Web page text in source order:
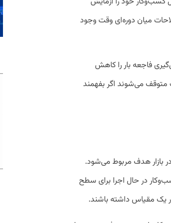
میان دوره‌ای وقت وجود
فاجعه بار را کاهش
می‌شوند اگر بفهمند
بازار هدف مربوط می‌شود.
کنونی نیمی از احتمال ( 23 درصد) کسب‌وکار در حال اجرا برای سطح